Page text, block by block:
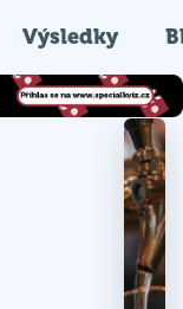
Výsledky